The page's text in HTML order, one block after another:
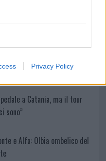
Privacy Policy
a Catania, ma il tour
sono”
e Alfa: Olbia ombelico del